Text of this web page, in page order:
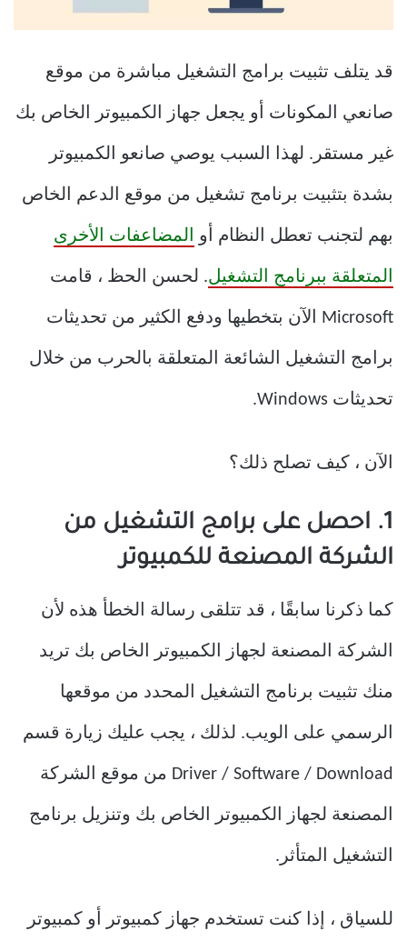
قد يتلف تثبيت برامج التشغيل مباشرة من موقع
صانعي المكونات أو يجعل جهاز الكمبيوتر الخاص بك
غير مستقر. لهذا السبب يوصي صانعو الكمبيوتر
بشدة بتثبيت برنامج تشغيل من موقع الدعم الخاص
بهم لتجنب تعطل النظام أو المضاعفات الأخرى
المتعلقة ببرنامج التشغيل. لحسن الحظ ، قامت
Microsoft الآن بتخطيها ودفع الكثير من تحديثات
برامج التشغيل الشائعة المتعلقة بالحرب من خلال
تحديثات Windows.
الآن ، كيف تصلح ذلك؟
1. احصل على برامج التشغيل من
الشركة المصنعة للكمبيوتر
كما ذكرنا سابقًا ، قد تتلقى رسالة الخطأ هذه لأن
الشركة المصنعة لجهاز الكمبيوتر الخاص بك تريد
منك تثبيت برنامج التشغيل المحدد من موقعها
الرسمي على الويب. لذلك ، يجب عليك زيارة قسم
Driver / Software / Download من موقع الشركة
المصنعة لجهاز الكمبيوتر الخاص بك وتنزيل برنامج
التشغيل المتأثر.
للسياق ، إذا كنت تستخدم جهاز كمبيوتر أو كمبيوتر